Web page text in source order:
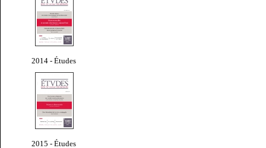
2014 - Études
2015 - Études